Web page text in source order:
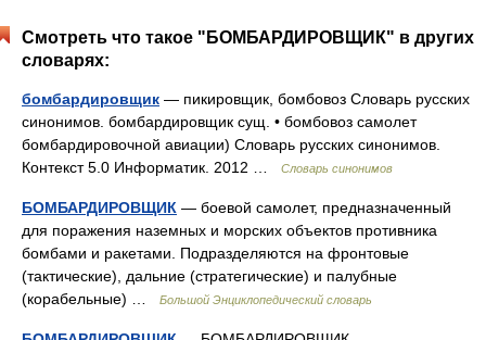
Смотреть что такое "БОМБАРДИРОВЩИК" в других
словарях:
бомбардировщик — пикировщик, бомбовоз Словарь русских
синонимов. бомбардировщик сущ. • бомбовоз самолет
бомбардировочной авиации) Словарь русских синонимов.
Контекст 5.0 Информатик. 2012 …
Словарь синонимов
БОМБАРДИРОВЩИК — боевой самолет, предназначенный
для поражения наземных и морских объектов противника
бомбами и ракетами. Подразделяются на фронтовые
(тактические), дальние (стратегические) и палубные
(корабельные) …
Большой Энциклопедический словарь